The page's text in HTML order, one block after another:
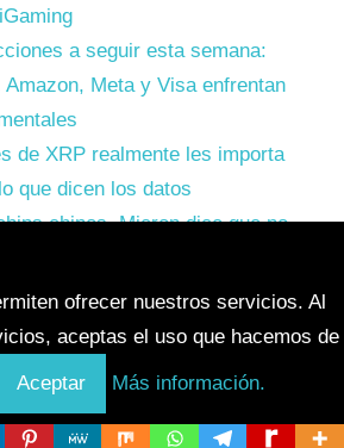
a seguir esta semana:
Meta y Visa enfrentan
de XRP realmente les importa
que dicen los datos
chinos. Micron dice que no.
Maxwell de ThemeZee.
ofrecer nuestros servicios. Al
aceptas el uso que hacemos de
Aceptar Más información.